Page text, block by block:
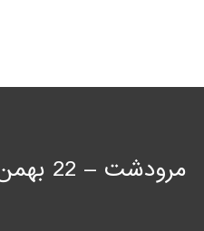
مرودشت – 22 بهمن شمالی